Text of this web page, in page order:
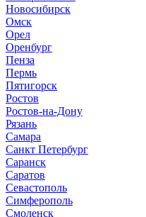
Новосибирск
Омск
Орел
Оренбург
Пенза
Пермь
Пятигорск
Ростов
Ростов-на-Дону
Рязань
Самара
Санкт Петербург
Саранск
Саратов
Севастополь
Симферополь
Смоленск